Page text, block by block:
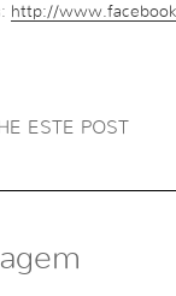
http://
ESTE POST